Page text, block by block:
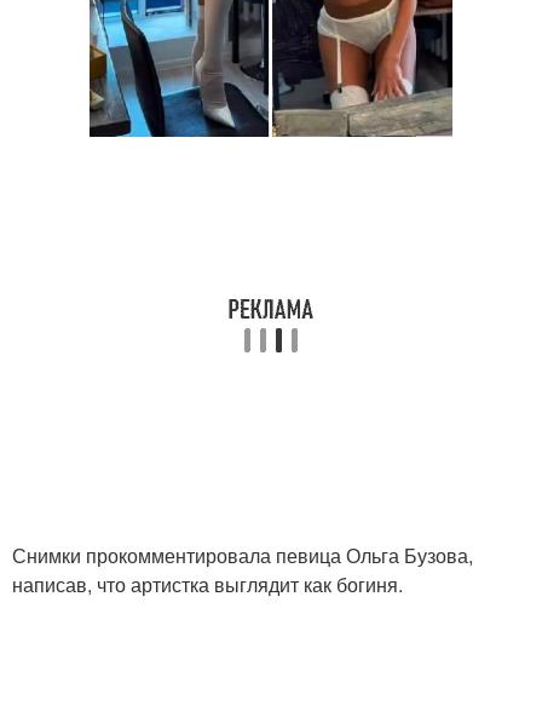
Снимки прокомментировала певица Ольга Бузова,
написав, что артистка выглядит как богиня.